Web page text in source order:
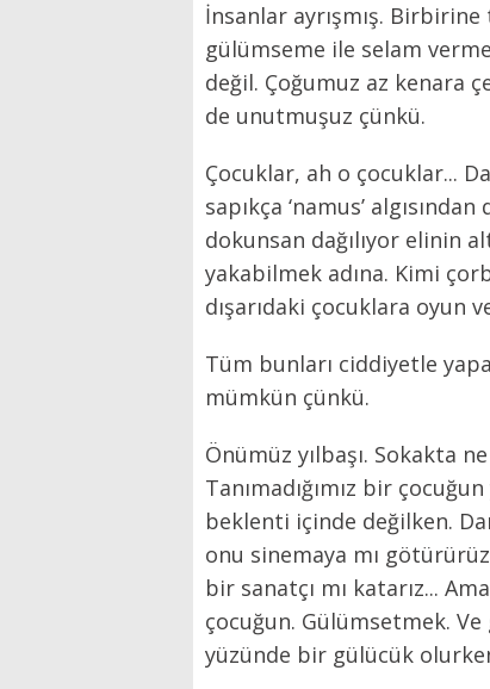
İnsanlar ayrışmış.
gülümseme ile selam
değil. Çoğumuz az kenara
de unutmuşuz çünkü.
Çocuklar, ah o çocuklar...
sapıkça ‘namus’
dokunsan dağılıyor elinin
yakabilmek adına. Kimi
dışarıdaki çocuklara oyun
Tüm bunları ciddiyetle
mümkün çünkü.
Önümüz yılbaşı. Sokakta
Tanımadığımız bir
beklenti içinde değilken.
onu sinemaya mı
bir sanatçı mı katarız...
çocuğun. Gülümsetmek.
yüzünde bir gülücük